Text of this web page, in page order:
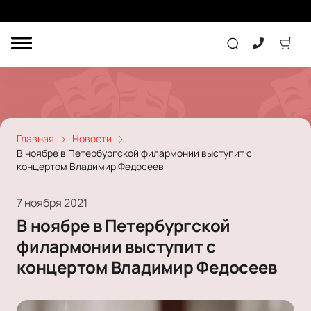
ДРУГОЕ
ПОДАРОЧНЫЕ
Экскурсия
Сертификат
Концерт
Классика
Оркестр
Детям
Детский спектакль
Театр
Главная
Новости
В ноябре в Петербургской филармонии выступит с
концертом Владимир Федосеев
7 ноября 2021
В ноябре в Петербургской
филармонии выступит с
концертом Владимир Федосеев